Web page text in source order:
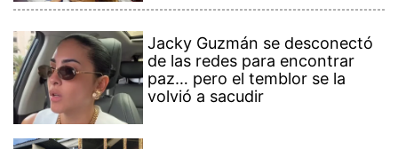
Jacky Guzmán se desconectó
de las redes para encontrar
paz… pero el temblor se la
volvió a sacudir